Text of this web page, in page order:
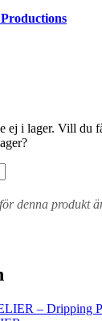
ej i lager. Vill du
denna produkt